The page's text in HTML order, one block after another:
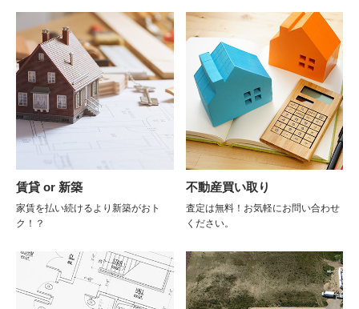
賃貸 or 新築
家賃を払い続けるより新築がおト
ク！？
不動産買い取り
査定は無料！お気軽にお問い合わせ
ください。